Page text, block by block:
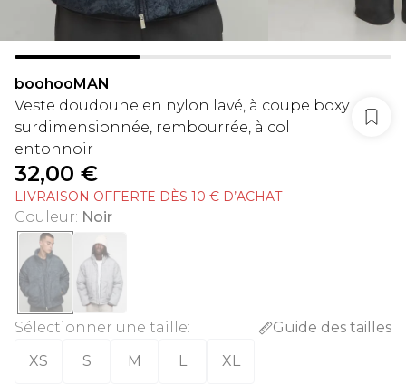
boohooMAN
Veste doudoune en nylon lavé, à coupe boxy
surdimensionnée, rembourrée, à col
entonnoir
32,00 €
LIVRAISON OFFERTE DÈS 10 € D’ACHAT
Couleur: Noir
Sélectionner une taille:
Guide des tailles
XS
S M L XL